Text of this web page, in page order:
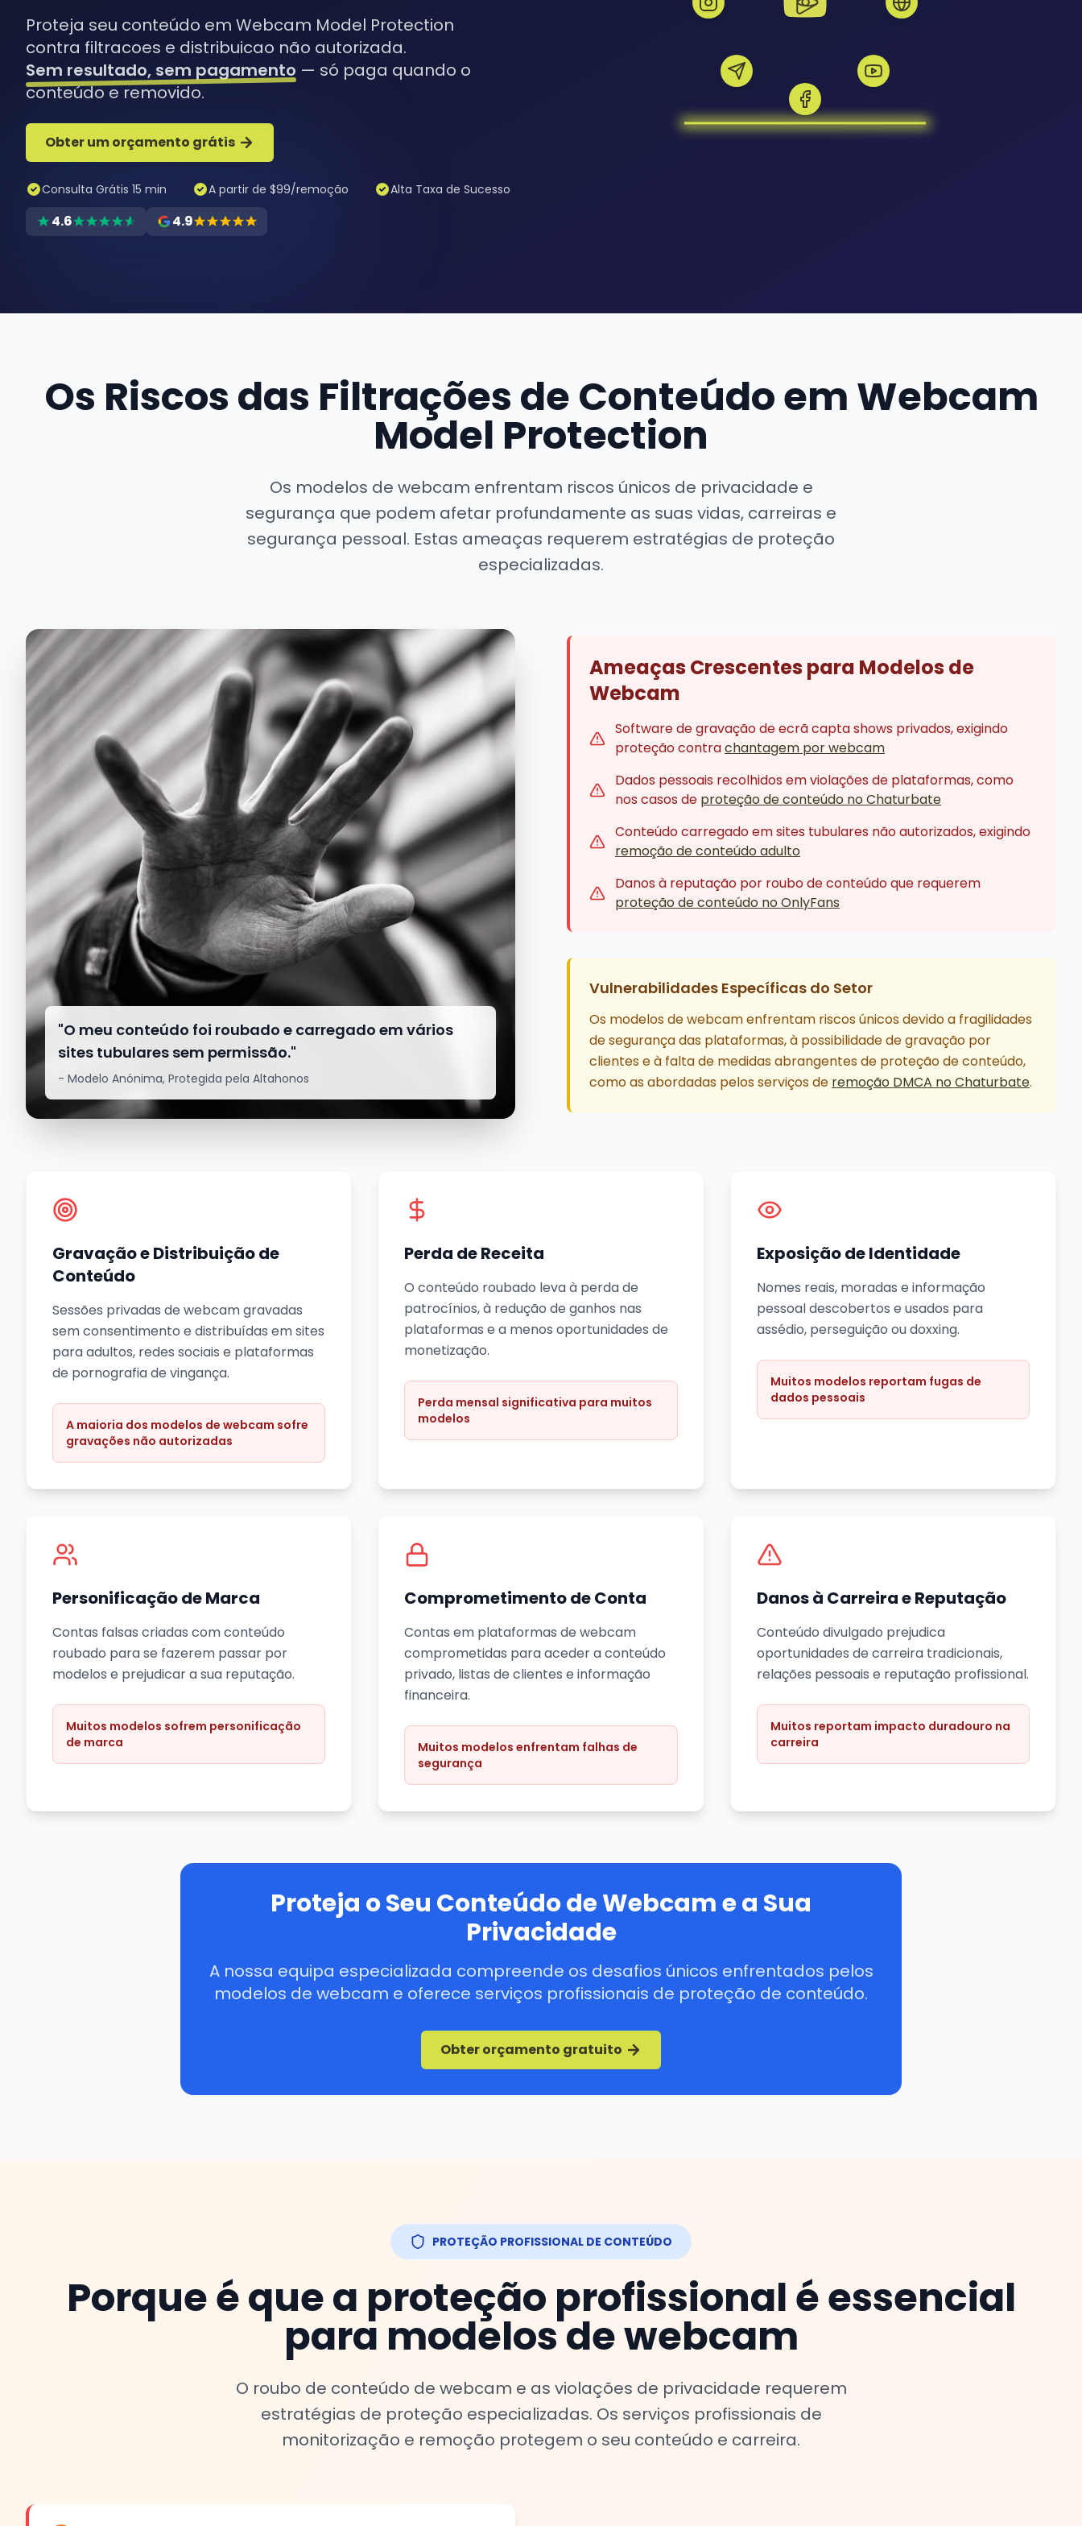
Proteja seu conteúdo em Webcam Model Protection
contra filtracoes e distribuicao não autorizada.
Sem resultado, sem pagamento — só paga quando o
conteúdo e removido.
Obter um orçamento grátis
Consulta Grátis 15 min A partir de $99/remoção Alta Taxa de Sucesso
4.6 4.9
Os Riscos das Filtrações de Conteúdo em Webcam
Model Protection
Os modelos de webcam enfrentam riscos únicos de privacidade e
segurança que podem afetar profundamente as suas vidas, carreiras e
segurança pessoal. Estas ameaças requerem estratégias de proteção
especializadas.
"O meu conteúdo foi roubado e carregado em vários
sites tubulares sem permissão."
- Modelo Anónima, Protegida pela Altahonos
Ameaças Crescentes para Modelos de
Webcam
Software de gravação de ecrã capta shows privados, exigindo
proteção contrachantagem por webcam
Dados pessoais recolhidos em violações de plataformas, como
nos casos de proteção de conteúdo no Chaturbate
Conteúdo carregado em sites tubulares não autorizados, exigindo
remoção de conteúdo adulto
Danos à reputação por roubo de conteúdo que requerem
proteção de conteúdo no OnlyFans
Vulnerabilidades Específicas do Setor
Os modelos de webcam enfrentam riscos únicos devido a fragilidades
de segurança das plataformas, à possibilidade de gravação por
clientes e à falta de medidas abrangentes de proteção de conteúdo,
como as abordadas pelos serviços de remoção DMCA no Chaturbate.
Gravação e Distribuição de
Conteúdo
Sessões privadas de webcam gravadas
sem consentimento e distribuídas em sites
para adultos, redes sociais e plataformas
de pornografia de vingança.
A maioria dos modelos de webcam sofre
gravações não autorizadas
Perda de Receita
O conteúdo roubado leva à perda de
patrocínios, à redução de ganhos nas
plataformas e a menos oportunidades de
monetização.
Perda mensal significativa para muitos
modelos
Exposição de Identidade
Nomes reais, moradas e informação
pessoal descobertos e usados para
assédio, perseguição ou doxxing.
Muitos modelos reportam fugas de
dados pessoais
Personificação de Marca
Contas falsas criadas com conteúdo
roubado para se fazerem passar por
modelos e prejudicar a sua reputação.
Muitos modelos sofrem personificação
de marca
Comprometimento de Conta
Contas em plataformas de webcam
comprometidas para aceder a conteúdo
privado, listas de clientes e informação
financeira.
Muitos modelos enfrentam falhas de
segurança
Danos à Carreira e Reputação
Conteúdo divulgado prejudica
oportunidades de carreira tradicionais,
relações pessoais e reputação profissional.
Muitos reportam impacto duradouro na
carreira
Proteja o Seu Conteúdo de Webcam e a Sua
Privacidade
A nossa equipa especializada compreende os desafios únicos enfrentados pelos
modelos de webcam e oferece serviços profissionais de proteção de conteúdo.
Obter orçamento gratuito
PROTEÇÃO PROFISSIONAL DE CONTEÚDO
Porque é que a proteção profissional é essencial
para modelos de webcam
O roubo de conteúdo de webcam e as violações de privacidade requerem
estratégias de proteção especializadas. Os serviços profissionais de
monitorização e remoção protegem o seu conteúdo e carreira.